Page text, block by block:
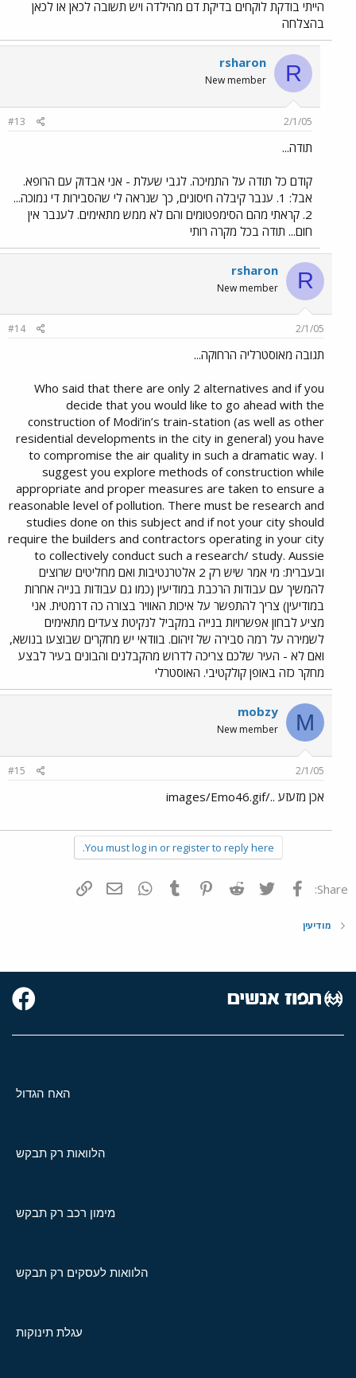
הייתי בודקת לוקחים בדיקת דם מהילדה ויש תשובה לכאן או לכאן
בהצלחה
R
rsharon
New member
2/1/05
#13
תודה...
קודם כל תודה על התמיכה. לגבי שעלת - אני אבדוק עם הרופא.
אבל: 1. ענבר קיבלה חיסונים, כך שנראה לי שהסבירות די נמוכה...
2. קראתי מהם הסימפטומים והם לא ממש מתאימים. לענבר אין
חום... תודה בכל מקרה רותי
R
rsharon
New member
2/1/05
#14
תגובה מאוסטרליה הרחוקה...
Who said that there are only 2 alternatives and if you
decide that you would like to go ahead with the
construction of Modi’in’s train-station (as well as other
residential developments in the city in general) you have
to compromise the air quality in such a dramatic way. I
suggest you explore methods of construction while
appropriate and proper measures are taken to ensure a
reasonable level of pollution. There must be research and
studies done on this subject and if not your city should
require the builders and contractors operating in your city
to collectively conduct such a research/ study. Aussie
ובעברית: מי אמר שיש רק 2 אלטרנטיבות ואם מחליטים שרוצים
להמשיך עם עבודות הרכבת במודיעין (כמו גם עבודות בנייה אחרות
במודיעין) צריך להתפשר על איכות האוויר בצורה כה דרמטית. אני
מציע לבחון אפשרויות בנייה במקביל לנקיטת צעדים מתאימים
לשמירה על רמה סבירה של זיהום. בוודאי יש מחקרים שבוצעו בנושא,
ואם לא - העיר שלכם צריכה לדרוש מהקבלנים והבונים בעיר לבצע
מחקר כזה באופן קולקטיבי. האוסטרלי
M
mobzy
New member
2/1/05
#15
אכן מזעזע ../images/Emo46.gif
You must log in or register to reply here.
Share: פייסבוק Twitter
Reddit
Pinterest
Tumblr
WhatsAppדואר אלקטרוני
מודיעין
האח הגדול
הלוואות רק תבקש
מימון רכב רק תבקש
הלוואות לעסקים רק תבקש
עגלת תינוקות